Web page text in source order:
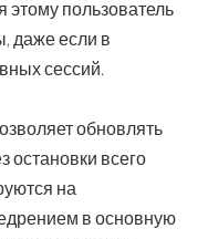
этому пользователь
даже если в
сессий.
обновлять
остановки всего
на
в основную